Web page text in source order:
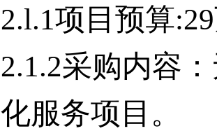
2.l.1项目 预算:29
2.1.2采购内容
化服务项目。